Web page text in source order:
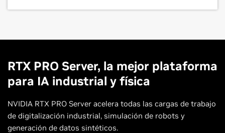
RTX PRO Server, la mejor plataforma
para IA industrial y física
NVIDIA RTX PRO Server acelera todas las cargas de trabajo
de digitalización industrial, simulación de robots y
generación de datos sintéticos.